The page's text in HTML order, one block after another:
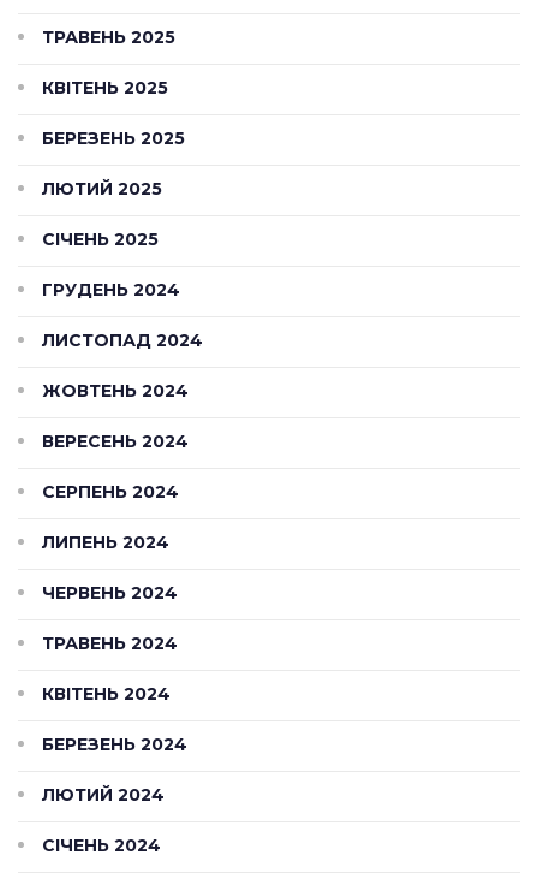
ТРАВЕНЬ 2025
КВІТЕНЬ 2025
БЕРЕЗЕНЬ 2025
ЛЮТИЙ 2025
СІЧЕНЬ 2025
ГРУДЕНЬ 2024
ЛИСТОПАД 2024
ЖОВТЕНЬ 2024
ВЕРЕСЕНЬ 2024
СЕРПЕНЬ 2024
ЛИПЕНЬ 2024
ЧЕРВЕНЬ 2024
ТРАВЕНЬ 2024
КВІТЕНЬ 2024
БЕРЕЗЕНЬ 2024
ЛЮТИЙ 2024
СІЧЕНЬ 2024